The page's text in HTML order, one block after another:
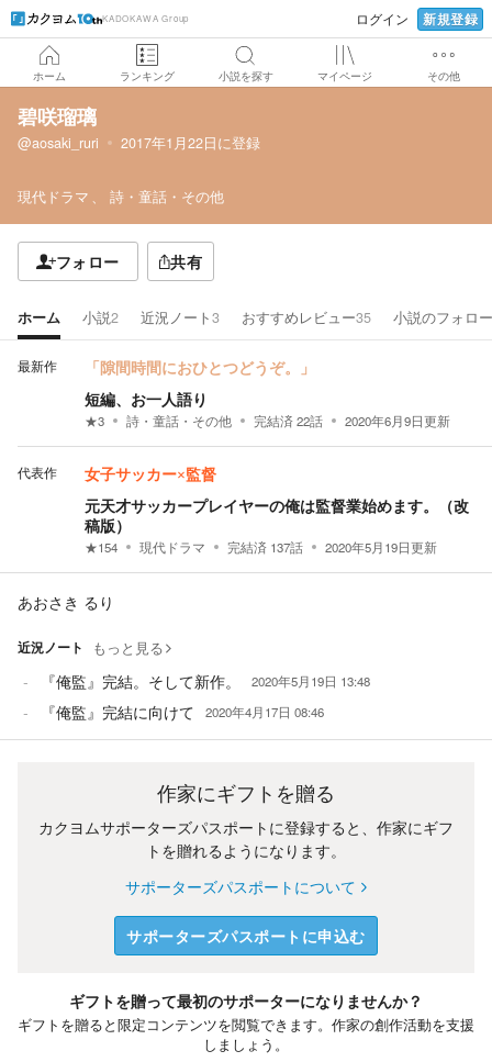
KADOKAWA Group ログイン 新規登録
ホーム ランキング 小説を探す マイページ その他
碧咲瑠璃
@aosaki_ruri 2017年1月22日に登録
現代ドラマ 詩・童話・その他
フォロー 共有
ホーム 小説2 近況ノート3 おすすめレビュー35 小説のフォロー
最新作 「隙間時間におひとつどうぞ。」
短編、お一人語り
★3 詩・童話・その他 完結済22話 2020年6月9日更新
代表作 女子サッカー×監督
元天才サッカープレイヤーの俺は監督業始めます。（改
稿版）
★154 現代ドラマ 完結済 137話 2020年5月19日更新
あおさき るり
近況ノート もっと見る
『俺監』完結。そして新作。 2020年5月19日 13:48
『俺監』完結に向けて 2020年4月17日 08:46
作家にギフトを贈る
カクヨムサポーターズパスポートに登録すると、作家にギフ
トを贈れるようになります。
サポーターズパスポートについて
サポーターズパスポートに申込む
ギフトを贈って最初のサポーターになりませんか？
ギフトを贈ると限定コンテンツを閲覧できます。作家の創作活動を支援
しましょう。